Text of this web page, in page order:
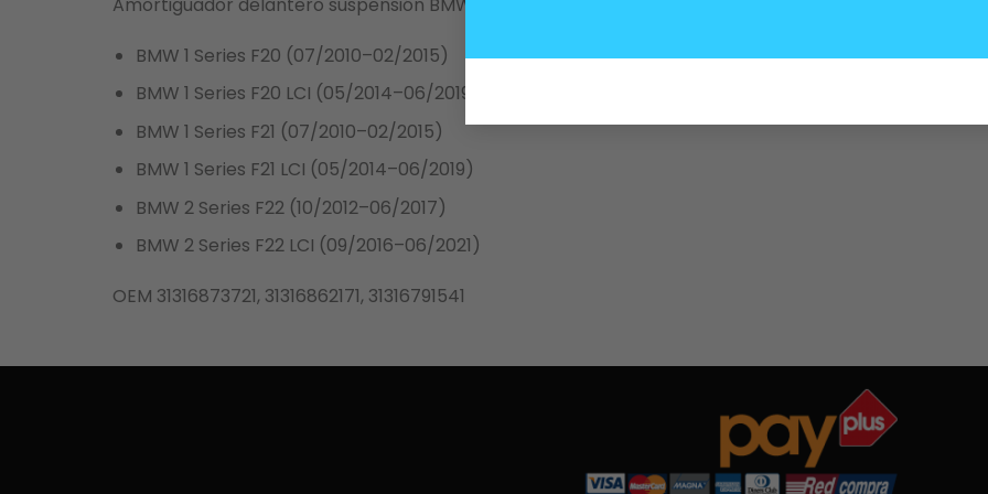
BMW 1 Series F20 (07/2010–02/2015)
BMW 1 Series F20 LCI (05/2014–06/2019)
BMW 1 Series F21 (07/2010–02/2015)
BMW 1 Series F21 LCI (05/2014–06/2019)
BMW 2 Series F22 (10/2012–06/2017)
BMW 2 Series F22 LCI (09/2016–06/2021)
OEM 31316873721, 31316862171, 31316791541